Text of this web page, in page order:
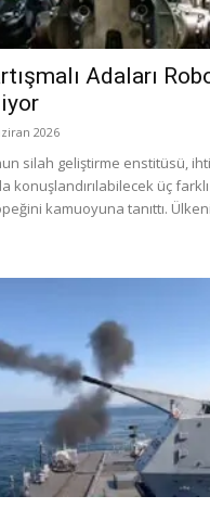
Adaları
2026
silah geliştirme enstitüsü,
konuşlandırılabilecek üç
kamuoyuna tanıttı.